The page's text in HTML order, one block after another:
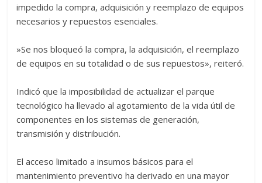
impedido la compra, adquisición y reemplazo de equipos
necesarios y repuestos esenciales.
‎»Se nos bloqueó la compra, la adquisición, el reemplazo
de equipos en su totalidad o de sus repuestos», reiteró.
‎Indicó que la imposibilidad de actualizar el parque
tecnológico ha llevado al agotamiento de la vida útil de
componentes en los sistemas de generación,
transmisión y distribución.
‎El acceso limitado a insumos básicos para el
mantenimiento preventivo ha derivado en una mayor